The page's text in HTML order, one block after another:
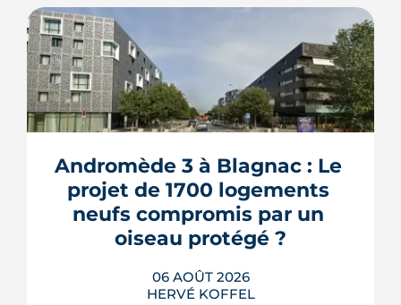
Andromède 3 à Blagnac : Le
projet de 1700 logements
neufs compromis par un
oiseau protégé ?
06 AOÛT 2026
HERVÉ KOFFEL